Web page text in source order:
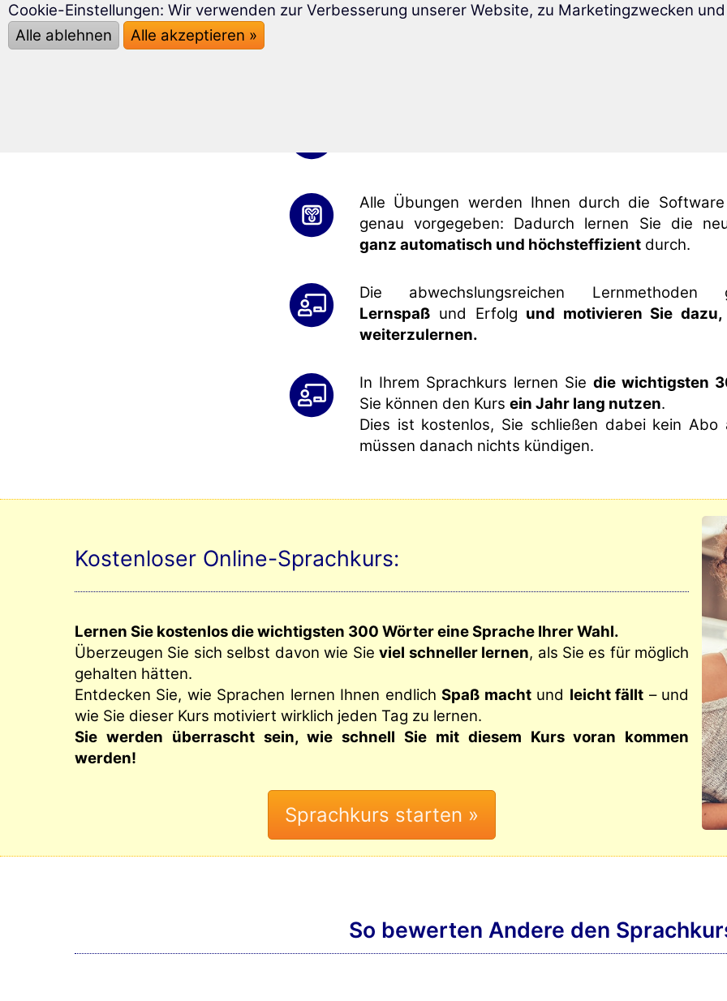
Alle Übungen werden Ihnen durch die
genau vorgegeben: Dadurch lernen Sie die
ganz automatisch und höchsteffizient durch.
Die abwechslungsreichen Lernmethoden
Lernspaß und Erfolg und motivieren Sie
weiterzulernen.
In Ihrem Sprachkurs lernen Sie die wichtigsten
Sie können den Kurs ein Jahr lang nutzen.
Dies ist kostenlos, Sie schließen dabei kein Abo
müssen danach nichts kündigen.
Kostenloser Online-Sprachkurs:
Lernen Sie kostenlos die wichtigsten 300 Wörter eine Sprache Ihrer Wahl.
Überzeugen Sie sich selbst davon wie Sieviel schneller lernen, als Sie es für möglich
gehalten hätten.
Entdecken Sie, wie Sprachen lernen Ihnen endlichSpaß machtund leicht fällt – und
wie Sie dieser Kurs motiviert wirklich jeden Tag zu lernen.
Sie werden überrascht sein, wie schnell Sie mit diesem Kurs voran kommen
werden!
So bewerten Andere den
Cookie-Einstellungen: Wir verwenden zur Verbesserung unserer Website, zu Marketingzwecken
Alle ablehnen
Alle akzeptieren »